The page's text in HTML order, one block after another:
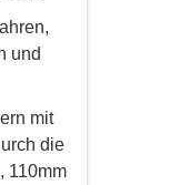
und
mit
die
110mm